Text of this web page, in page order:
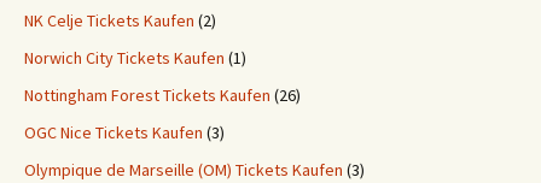
NK Celje Tickets Kaufen (2)
Norwich City Tickets Kaufen (1)
Nottingham Forest Tickets Kaufen (26)
OGC Nice Tickets Kaufen (3)
Olympique de Marseille (OM) Tickets Kaufen (3)